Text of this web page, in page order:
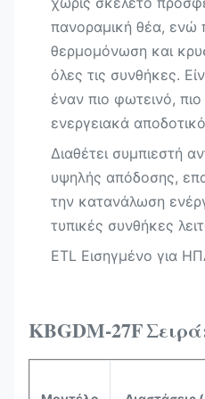
πανοραμική θέα, ενώ
θερμομόνωση και
όλες τις συνθήκες.
έναν πιο φωτεινό,
ενεργειακά
Διαθέτει συμπιεστή
υψηλής απόδοσης,
την κατανάλωση
τυπικές συνθήκες
ETL Εισηγμένο για
KBGDM-27F